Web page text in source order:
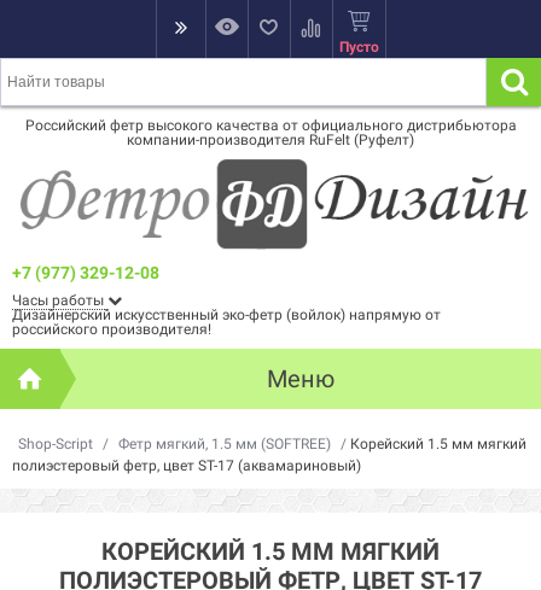
Пусто
Российский фетр высокого качества от официального дистрибьютора
компании-производителя RuFelt (Руфелт)
+7 (977) 329-12-08
Часы работы
Дизайнерский искусственный эко-фетр (войлок) напрямую от
российского производителя!
Меню
Shop-Script / Фетр мягкий, 1.5 мм (SOFTREE) / Корейский 1.5 мм мягкий
полиэстеровый фетр, цвет ST-17 (аквамариновый)
КОРЕЙСКИЙ 1.5 ММ МЯГКИЙ
ПОЛИЭСТЕРОВЫЙ ФЕТР, ЦВЕТ ST-17